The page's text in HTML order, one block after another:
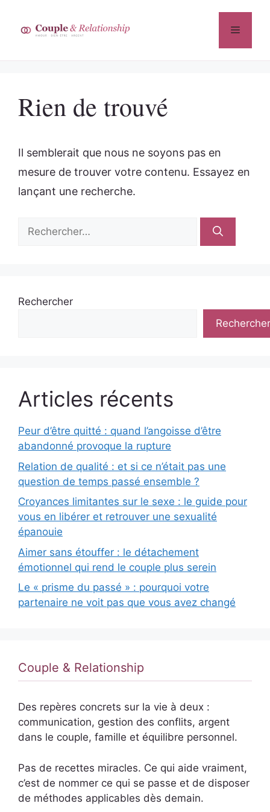
contenu
Menu
Rien de trouvé
Il semblerait que nous ne soyons pas en
mesure de trouver votre contenu. Essayez en
lançant une recherche.
Rechercher :
Rechercher
Rechercher
Articles récents
Peur d’être quitté : quand l’angoisse d’être
abandonné provoque la rupture
Relation de qualité : et si ce n’était pas une
question de temps passé ensemble ?
Croyances limitantes sur le sexe : le guide pour
vous en libérer et retrouver une sexualité
épanouie
Aimer sans étouffer : le détachement
émotionnel qui rend le couple plus serein
Le « prisme du passé » : pourquoi votre
partenaire ne voit pas que vous avez changé
Couple & Relationship
Des repères concrets sur la vie à deux :
communication, gestion des conflits, argent
dans le couple, famille et équilibre personnel.
Pas de recettes miracles. Ce qui aide vraiment,
c’est de nommer ce qui se passe et de disposer
de méthodes applicables dès demain.